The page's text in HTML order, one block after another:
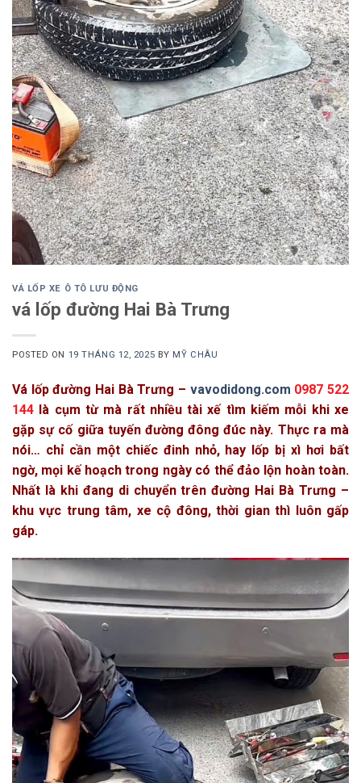
VÁ LỐP XE Ô TÔ LƯU ĐỘNG
vá lốp đường Hai Bà Trưng
POSTED ON 19 THÁNG 12, 2025 BY MỸ CHÂU
Vá lốp đường Hai Bà Trưng – vavodidong.com 0987 522
144 là cụm từ mà rất nhiều tài xế tìm kiếm mỗi khi xe
gặp sự cố giữa tuyến đường đông đúc này. Thực ra mà
nói… chỉ cần một chiếc đinh nhỏ, hay lốp bị xì hơi bất
ngờ, mọi kế hoạch trong ngày có thể đảo lộn hoàn toàn.
Nhất là khi đang di chuyển trên đường Hai Bà Trưng –
khu vực trung tâm, xe cộ đông, thời gian thì luôn gấp
gáp.